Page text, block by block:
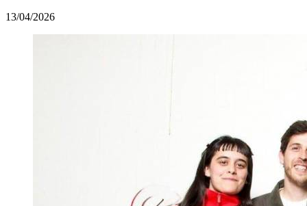
13/04/2026